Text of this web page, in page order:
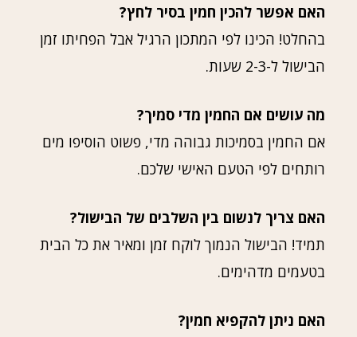
האם אפשר להכין חמין בסיר לחץ?
בהחלט! הכינו לפי המתכון הרגיל אבל הפחיתו זמן
הבישול ל-2-3 שעות.
מה עושים אם החמין מדי סמיך?
אם החמין בסמיכות גבוהה מדי, פשוט הוסיפו מים
רותחים לפי הטעם האישי שלכם.
האם צריך לנשום בין השלבים של הבישול?
תמיד! הבישול הנמוך לוקח זמן ומאיר את כל הבית
בטעמים מדהימים.
האם ניתן להקפיא חמין?